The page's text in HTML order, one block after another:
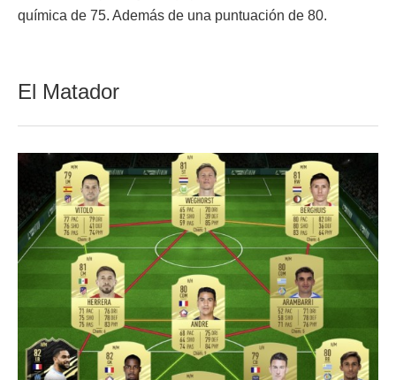
química de 75. Además de una puntuación de 80.
El Matador